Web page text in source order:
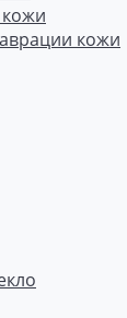
кожи
кожи